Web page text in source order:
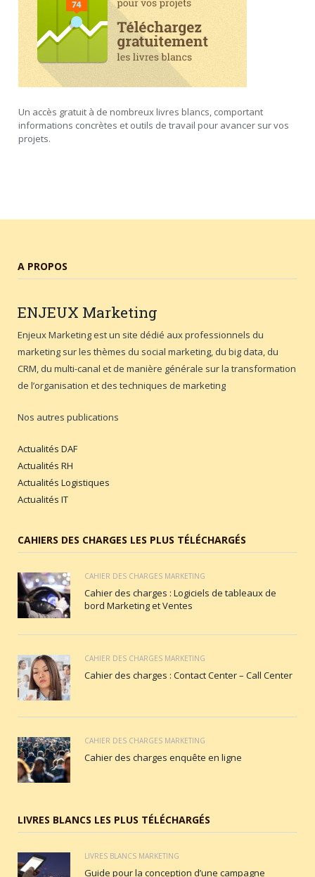
Un accès gratuit à de nombreux livres blancs, comportant
informations concrètes et outils de travail pour avancer sur vos
projets.
A PROPOS
ENJEUX Marketing
Enjeux Marketing est un site dédié aux professionnels du
marketing sur les thèmes du social marketing, du big data, du
CRM, du multi-canal et de manière générale sur la transformation
de l’organisation et des techniques de marketing
Nos autres publications
Actualités DAF
Actualités RH
Actualités Logistiques
Actualités IT
CAHIERS DES CHARGES LES PLUS TÉLÉCHARGÉS
CAHIER DES CHARGES MARKETING
Cahier des charges : Logiciels de tableaux de
bord Marketing et Ventes
CAHIER DES CHARGES MARKETING
Cahier des charges : Contact Center – Call Center
CAHIER DES CHARGES MARKETING
Cahier des charges enquête en ligne
LIVRES BLANCS LES PLUS TÉLÉCHARGÉS
LIVRES BLANCS MARKETING
Guide pour la conception d’une campagne